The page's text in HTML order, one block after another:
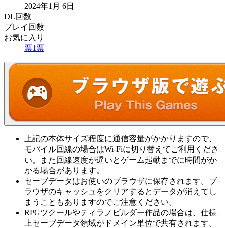
2024年1月 6日
DL回数
プレイ回数
お気に入り
票1 票
上記の本体サイズ程度に通信容量がかかりますので、
モバイル回線の場合はWi-Fiに切り替えてご利用くださ
い。また回線速度が遅いとゲーム起動までに時間がか
かる場合があります。
セーブデータはお使いのブラウザに保存されます。ブ
ラウザのキャッシュをクリアするとデータが消えてし
まうこともありますのでご注意ください。
RPGツクールやティラノビルダー作品の場合は、仕様
上セーブデータ領域がドメイン単位で共有されます。